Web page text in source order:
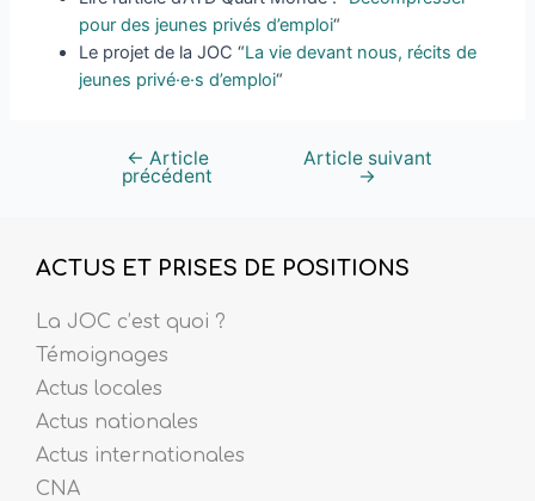
pour des jeunes privés d’emploi“
Le projet de la JOC “La vie devant nous, récits de
jeunes privé·e·s d’emploi“
← Article
précédent
Article suivant
→
ACTUS ET PRISES DE POSITIONS
La JOC c’est quoi ?
Témoignages
Actus locales
Actus nationales
Actus internationales
CNA